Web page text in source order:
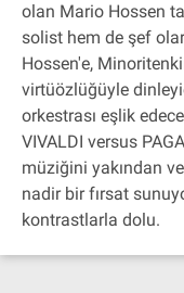
olan Mario Hossen
solist hem de şef
Hossen'e,
virtüözlüğüyle
orkestrası eşlik
VIVALDI versus
müziğini yakından
nadir bir fırsat
kontrastlarla dolu.